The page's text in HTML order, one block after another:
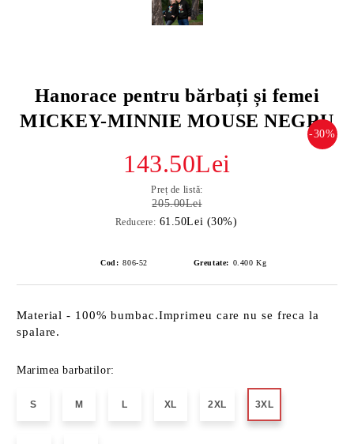
Hanorace pentru bărbați și femei
MICKEY-MINNIE MOUSE NEGRU
-30%
143.50Lei
Preț de listă:
205.00Lei
Reducere: 61.50Lei (30%)
Cod: 806-52 Greutate: 0.400 Kg
Material - 100% bumbac.Imprimeu care nu se freca la
spalare.
Marimea barbatilor:
S M L XL 2XL 3XL